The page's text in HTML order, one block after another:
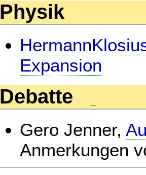
Physik
Expansion
Debatte
Gero Jenner,
Anmerkungen